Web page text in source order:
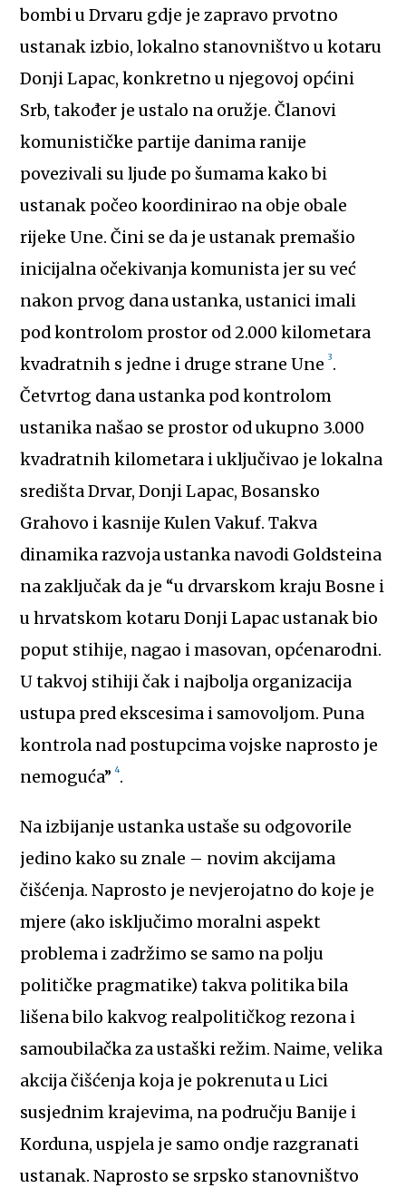
bombi u Drvaru gdje je zapravo prvotno
ustanak izbio, lokalno stanovništvo u kotaru
Donji Lapac, konkretno u njegovoj općini
Srb, također je ustalo na oružje. Članovi
komunističke partije danima ranije
povezivali su ljude po šumama kako bi
ustanak počeo koordinirao na obje obale
rijeke Une. Čini se da je ustanak premašio
inicijalna očekivanja komunista jer su već
nakon prvog dana ustanka, ustanici imali
pod kontrolom prostor od 2.000 kilometara
kvadratnih s jedne i druge strane Une3.
Četvrtog dana ustanka pod kontrolom
ustanika našao se prostor od ukupno 3.000
kvadratnih kilometara i uključivao je lokalna
središta Drvar, Donji Lapac, Bosansko
Grahovo i kasnije Kulen Vakuf. Takva
dinamika razvoja ustanka navodi Goldsteina
na zaključak da je “u drvarskom kraju Bosne i
u hrvatskom kotaru Donji Lapac ustanak bio
poput stihije, nagao i masovan, općenarodni.
U takvoj stihiji čak i najbolja organizacija
ustupa pred ekscesima i samovoljom. Puna
kontrola nad postupcima vojske naprosto je
nemoguća”4.
Na izbijanje ustanka ustaše su odgovorile
jedino kako su znale – novim akcijama
čišćenja. Naprosto je nevjerojatno do koje je
mjere (ako isključimo moralni aspekt
problema i zadržimo se samo na polju
političke pragmatike) takva politika bila
lišena bilo kakvog realpolitičkog rezona i
samoubilačka za ustaški režim. Naime, velika
akcija čišćenja koja je pokrenuta u Lici
susjednim krajevima, na području Banije i
Korduna, uspjela je samo ondje razgranati
ustanak. Naprosto se srpsko stanovništvo